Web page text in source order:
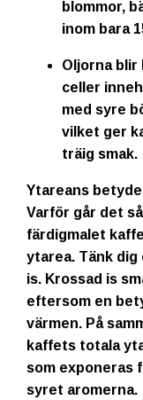
blommor,
inom bara
Oljorna blir
celler
med syre
vilket ger
träig smak.
Ytareans
Varför går det
färdigmalet
ytarea. Tänk dig
is. Krossad is
eftersom en
värmen. På
kaffets totala
som exponeras
syret aromerna.